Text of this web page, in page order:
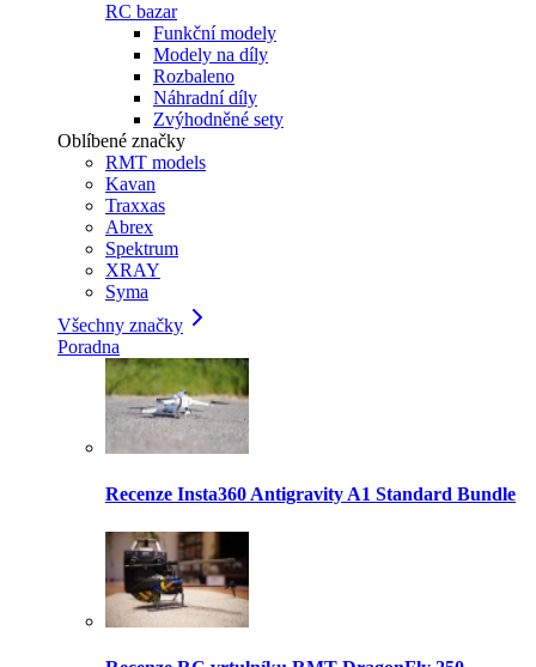
RC bazar
Funkční modely
Modely na díly
Rozbaleno
Náhradní díly
Zvýhodněné sety
Oblíbené značky
RMT models
Kavan
Traxxas
Abrex
Spektrum
XRAY
Syma
Všechny značky
Poradna
Recenze Insta360 Antigravity A1 Standard Bundle